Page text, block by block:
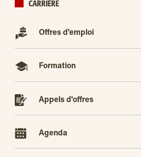
CARRIÈRE
Offres d'emploi
Formation
Appels d'offres
Agenda